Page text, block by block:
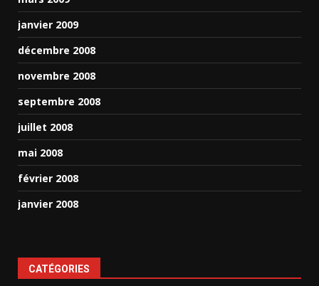
janvier 2009
décembre 2008
novembre 2008
septembre 2008
juillet 2008
mai 2008
février 2008
janvier 2008
CATÉGORIES